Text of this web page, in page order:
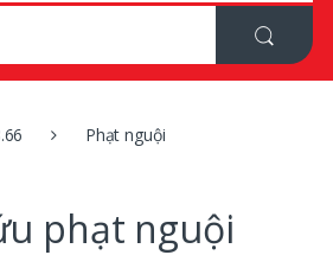
Phạt nguội
phạt nguội